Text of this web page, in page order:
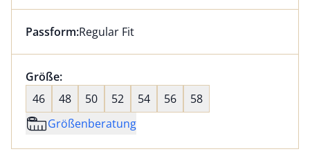
Dieser Artikel hat die Passform Regular Fit. für
Passform:Regular Fit
Größenauswahl:
Größe:nichts ausgewählt
46
48 50 52 54 56
58
Größenberatung